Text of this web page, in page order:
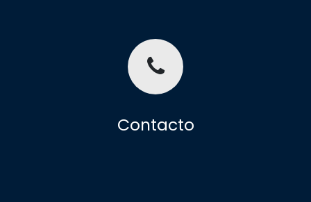
Contacto